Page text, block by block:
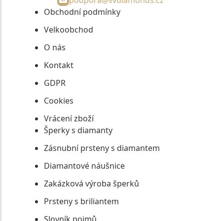
Obchodní podmínky
Velkoobchod
O nás
Kontakt
GDPR
Cookies
Vrácení zboží
Šperky s diamanty
Zásnubní prsteny s diamantem
Diamantové náušnice
Zakázková výroba šperků
Prsteny s briliantem
Slovník pojmů